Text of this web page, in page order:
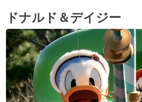
ドナルド＆デイジー